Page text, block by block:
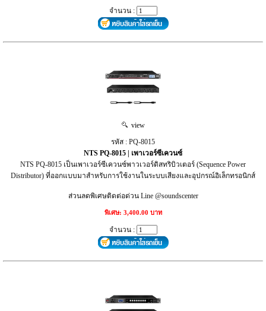
จำนวน :
view
รหัส : PQ-8015
NTS PQ-8015 | เพาเวอร์ซีเควนซ์
NTS PQ-8015 เป็นเพาเวอร์ซีเควนซ์พาวเวอร์ดิสทริบิวเตอร์ (Sequence Power
Distributor) ที่ออกแบบมาสำหรับการใช้งานในระบบเสียงและอุปกรณ์อิเล็กทรอนิกส์
ส่วนลดพิเศษติดต่อด่วน Line @soundscenter
พิเศษ: 3,400.00 บาท
จำนวน :